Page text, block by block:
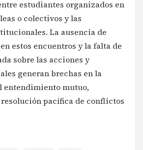
estudiantes organizados en
o colectivos y las
La ausencia de
estos encuentros y la falta de
sobre las acciones y
generan brechas en la
entendimiento mutuo,
pacífica de conflictos